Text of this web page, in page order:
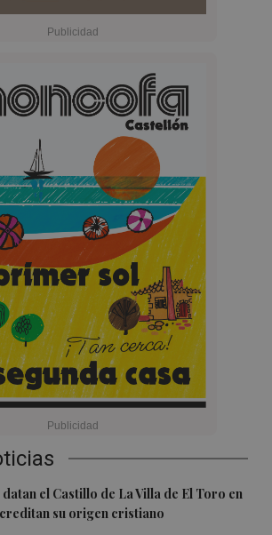
el Castillo de La Villa de El Toro en
su origen cristiano